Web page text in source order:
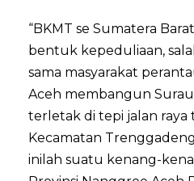
“BKMT se Sumatera
bentuk kepeduliaan,
sama masyarakat
Aceh membangun
terletak di tepi jalan raya
Kecamatan
inilah suatu kenang-